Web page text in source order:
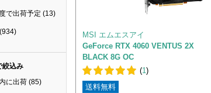
で出荷予定 (13)
(934)
絞込み
に出荷 (85)
MSI エムエスアイ
GeForce RTX 4060 VENTUS 2X
BLACK 8G OC
(1)
送料無料